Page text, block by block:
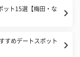
ット15選【梅田・な
すめデートスポット